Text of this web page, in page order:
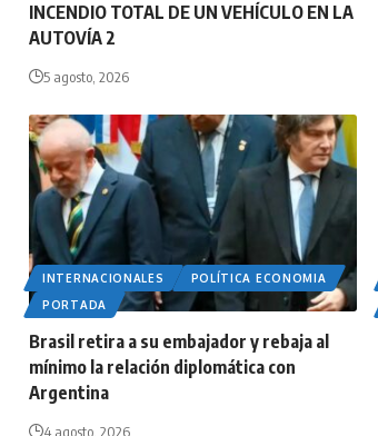
INCENDIO TOTAL DE UN VEHÍCULO EN LA
AUTOVÍA 2
5 agosto, 2026
INTERNACIONALES
POLÍTICA ECONOMIA
PORTADA
Brasil retira a su embajador y rebaja al
mínimo la relación diplomática con
Argentina
4 agosto, 2026